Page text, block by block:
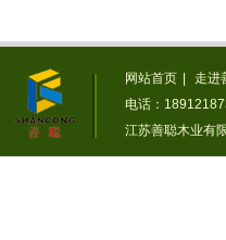
网站首页 | 走进
电话：
江苏善聪木业有